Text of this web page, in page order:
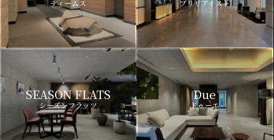
ディームス ブリリアイスト
SEASON FLATS
シーズンフラッツ
Due
ドゥーエ